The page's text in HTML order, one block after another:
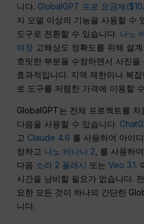
니다. GlobalGPT 프로 요금제
지 모델 이상의 기능을 사용할 수
도구로 전환할 수 있습니다. 나노
여정 고해상도 정확도를 위해 설
흐릿한 부분을 수정하면서 사진
효과적입니다. 지역 제한이나 복
로 도구를 저렴한 가격에 이용할
GlobalGPT는 전체 프로젝트를
다음을 사용할 수 있습니다.
고 Claude 4.6 를 사용하여 아이
정하고 나노 바나나 2 , 를 사용하
다음 소라 2 플래시 또는 Veo 3.1.
시간을 낭비할 필요가 없습니다.
요한 모든 것이 하나의 간단한
니다.